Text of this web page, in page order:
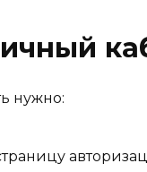
нужно: